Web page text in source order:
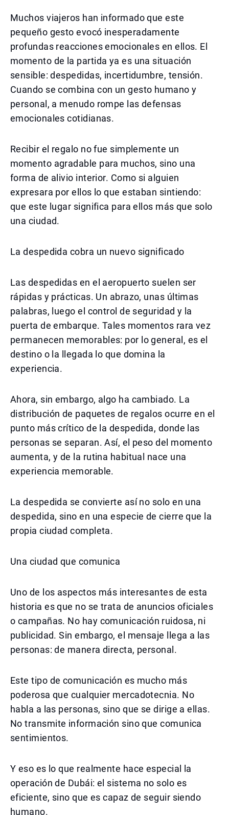
Muchos viajeros han informado que este
pequeño gesto evocó inesperadamente
profundas reacciones emocionales en ellos. El
momento de la partida ya es una situación
sensible: despedidas, incertidumbre, tensión.
Cuando se combina con un gesto humano y
personal, a menudo rompe las defensas
emocionales cotidianas.
Recibir el regalo no fue simplemente un
momento agradable para muchos, sino una
forma de alivio interior. Como si alguien
expresara por ellos lo que estaban sintiendo:
que este lugar significa para ellos más que solo
una ciudad.
La despedida cobra un nuevo significado
Las despedidas en el aeropuerto suelen ser
rápidas y prácticas. Un abrazo, unas últimas
palabras, luego el control de seguridad y la
puerta de embarque. Tales momentos rara vez
permanecen memorables: por lo general, es el
destino o la llegada lo que domina la
experiencia.
Ahora, sin embargo, algo ha cambiado. La
distribución de paquetes de regalos ocurre en el
punto más crítico de la despedida, donde las
personas se separan. Así, el peso del momento
aumenta, y de la rutina habitual nace una
experiencia memorable.
La despedida se convierte así no solo en una
despedida, sino en una especie de cierre que la
propia ciudad completa.
Una ciudad que comunica
Uno de los aspectos más interesantes de esta
historia es que no se trata de anuncios oficiales
o campañas. No hay comunicación ruidosa, ni
publicidad. Sin embargo, el mensaje llega a las
personas: de manera directa, personal.
Este tipo de comunicación es mucho más
poderosa que cualquier mercadotecnia. No
habla a las personas, sino que se dirige a ellas.
No transmite información sino que comunica
sentimientos.
Y eso es lo que realmente hace especial la
operación de Dubái: el sistema no solo es
eficiente, sino que es capaz de seguir siendo
humano.